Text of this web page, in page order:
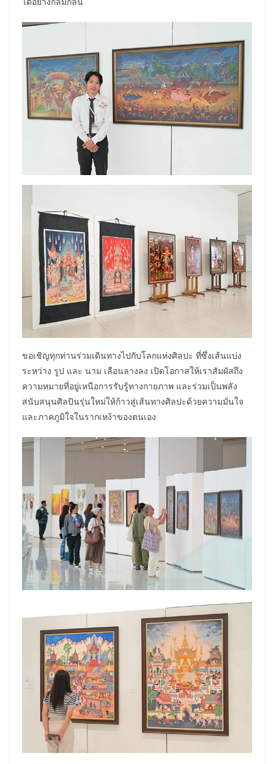
ขอเชิญทุกท่านร่วมเดินทางไปกับโลกแห่งศิลปะ ที่ซึ่งเส้นแบ่ง
ระหว่าง รูป และ นาม เลือนลางลง เปิดโอกาสให้เราสัมผัสถึง
ความหมายที่อยู่เหนือการรับรู้ทางกายภาพ และร่วมเป็นพลัง
สนับสนุนศิลปินรุ่นใหม่ให้ก้าวสู่เส้นทางศิลปะด้วยความมั่นใจ
และภาคภูมิใจในรากเหง้าของตนเอง